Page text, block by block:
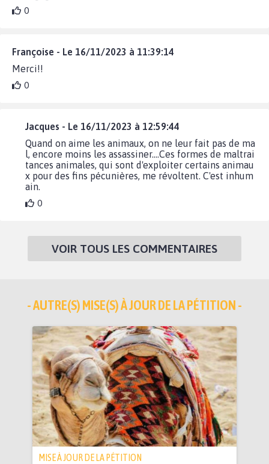
0
Françoise - Le 16/11/2023 à 11:39:14
Merci!!
0
Jacques - Le 16/11/2023 à 12:59:44
Quand on aime les animaux, on ne leur fait pas de ma
l, encore moins les assassiner....Ces formes de maltrai
tances animales, qui sont d'exploiter certains animau
x pour des fins pécunières, me révoltent. C'est inhum
ain.
0
VOIR TOUS LES COMMENTAIRES
- AUTRE(S) MISE(S) À JOUR DE LA PÉTITION -
MISE À JOUR DE LA PÉTITION